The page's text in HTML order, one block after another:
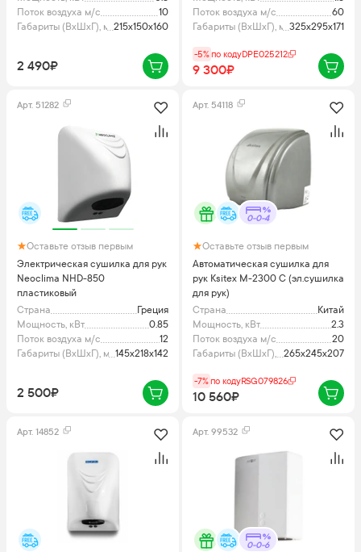
Поток воздуха м/с
10
Габариты (ВхШхГ), мм215х150х160
2 490₽
Поток воздуха м/с
60
Габариты (ВхШхГ), мм325х295х171
-5%по кодуDPE025212
9 300₽
Арт. 51282
Оставьте отзыв первым
Электрическая сушилка для рук
Neoclima NHD-850
пластиковый
Страна
Греция
Мощность, кВт
0.85
Поток воздуха м/с
12
Габариты (ВхШхГ), мм145х218х142
2 500₽
Арт. 54118
0-0-4
Оставьте отзыв первым
Автоматическая сушилка для
рук Ksitex M-2300 С (эл.сушилка
для рук)
Страна
Китай
Мощность, кВт
2.3
Поток воздуха м/с
20
Габариты (ВхШхГ), мм265х245х207
-7%по кодуRSG079826
10 560₽
Арт. 14852 Арт. 99532
0-0-6